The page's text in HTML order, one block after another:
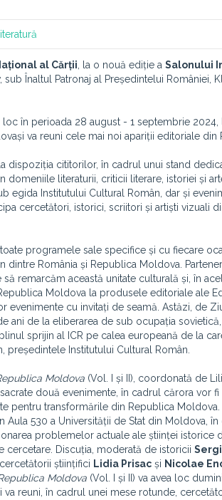
al Cărții , la o nouă ediție a Salonului
Înaltul Patronaj al Președintelui României,
în perioada 28 august - 1 septembrie
va reuni cele mai noi apariții editoriale din
dispoziția cititorilor, în cadrul unui stand
domeniile literaturii, criticii literare, istoriei și
egida Institutului Cultural Român, dar și
cercetători, istorici, scriitori și artiști vizuali
programele sale specifice și cu fiecare
România și Republica Moldova.
remarcăm această unitate culturală și, în
Moldova la produsele editoriale ale
evenimente cu invitați de seamă. Astăzi, de
de la eliberarea de sub ocupația
sprijin al ICR pe calea europeană de la
președintele Institutului Cultural Român.
Moldova (Vol. I și II), coordonată de
două evenimente, în cadrul cărora vor
pentru transformările din Republica
530 a Universității de Stat din Moldova,
problemelor actuale ale științei istorice
Discuția, moderată de istoricii
științifici Lidia Prisac și Nicolae
Moldova (Vol. I și II) va avea loc
reuni, în cadrul unei mese rotunde,